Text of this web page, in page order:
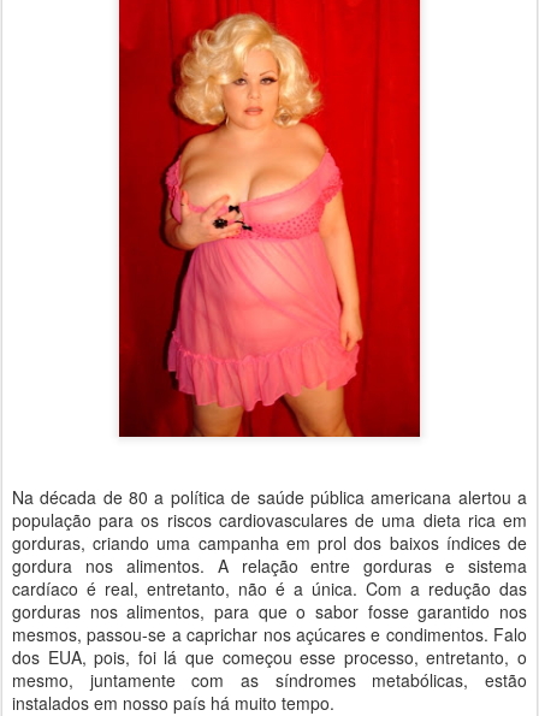
Na década de 80 a política de saúde pública americana alertou a
população para os riscos cardiovasculares de uma dieta rica em
gorduras, criando uma campanha em prol dos baixos índices de
gordura nos alimentos. A relação entre gorduras e sistema
cardíaco é real, entretanto, não é a única. Com a redução das
gorduras nos alimentos, para que o sabor fosse garantido nos
mesmos, passou-se a caprichar nos açúcares e condimentos. Falo
dos EUA, pois, foi lá que começou esse processo, entretanto, o
mesmo, juntamente com as síndromes metabólicas, estão
instalados em nosso país há muito tempo.